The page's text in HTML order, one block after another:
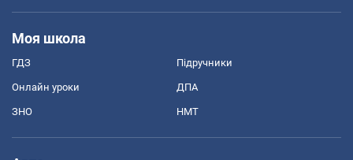
Моя школа
ГДЗ Підручники
Онлайн уроки ДПА
ЗНО НМТ